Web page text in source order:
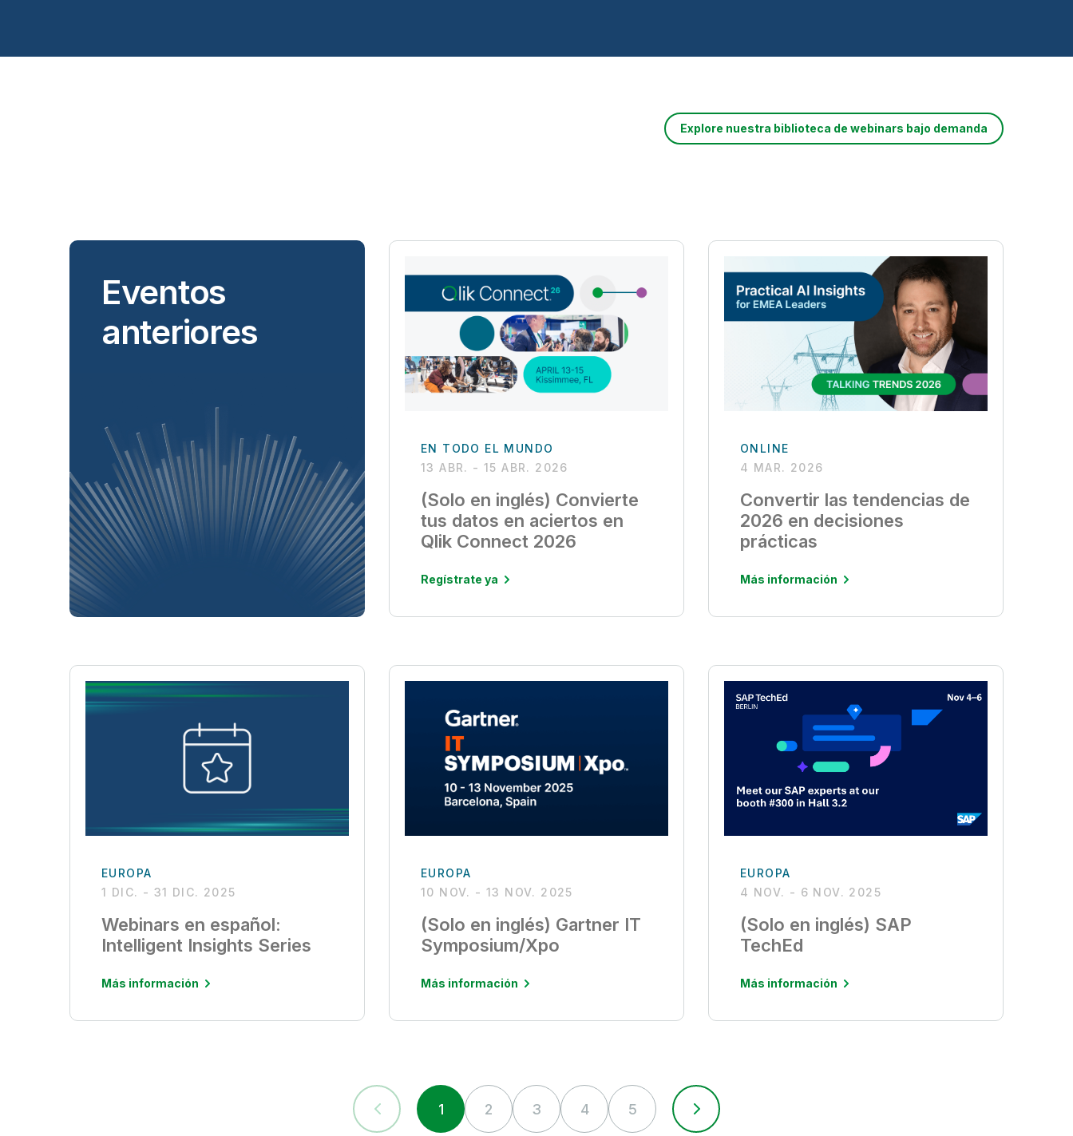
Explore nuestra biblioteca de webinars bajo demanda
Eventos
anteriores
EN TODO EL MUNDO
13 ABR. - 15 ABR. 2026
(Solo en inglés) Convierte
tus datos en aciertos en
Qlik Connect 2026
Regístrate ya
ONLINE
4 MAR. 2026
Convertir las tendencias de
2026 en decisiones
prácticas
Más información
EUROPA
1 DIC. - 31 DIC. 2025
Webinars en español:
Intelligent Insights Series
Más información
EUROPA
10 NOV. - 13 NOV. 2025
(Solo en inglés) Gartner IT
Symposium/Xpo
Más información
EUROPA
4 NOV. - 6 NOV. 2025
(Solo en inglés) SAP
TechEd
Más información
1 2 3 4 5